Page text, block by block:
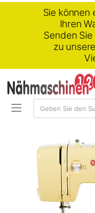
Sie können
Ihren
Senden
zu
Suchen:
Geben Sie den